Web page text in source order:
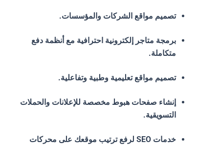
تصميم مواقع الشركات والمؤسسات.
برمجة متاجر إلكترونية احترافية مع أنظمة دفع
متكاملة.
تصميم مواقع تعليمية وطبية وتفاعلية.
إنشاء صفحات هبوط مخصصة للإعلانات والحملات
التسويقية.
خدمات SEO لرفع ترتيب موقعك على محركات